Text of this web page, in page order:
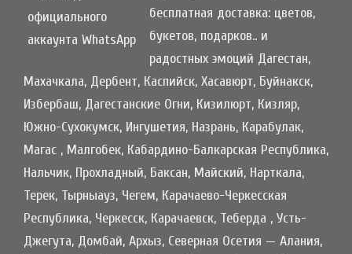
бесплатная доставка: цветов,
букетов, подарков.. и
радостных эмоций Дагестан,
Махачкала, Дербент, Каспийск, Хасавюрт, Буйнакск,
Избербаш, Дагестанские Огни, Кизилюрт, Кизляр,
Южно-Сухокумск, Ингушетия, Назрань, Карабулак,
Магас , Малгобек, Кабардино-Балкарская Республика,
Нальчик, Прохладный, Баксан, Майский, Нарткала,
Терек, Тырныауз, Чегем, Карачаево-Черкесская
Республика, Черкесск, Карачаевск, Теберда , Усть-
Джегута, Домбай, Архыз, Северная Осетия — Алания,